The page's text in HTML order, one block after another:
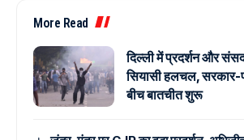
More Read
दिल्ली में प्रदर्शन और
सियासी हलचल, सरकार-
बीच बातचीत शुरू